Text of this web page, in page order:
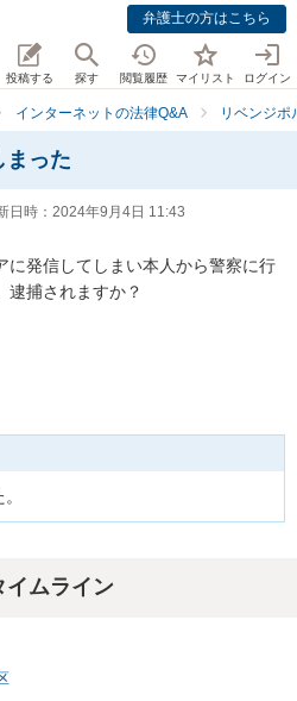
弁護士の方はこちら
投稿する 探す 閲覧履歴 マイリスト ログイン
インターネットの法律Q&A リベンジポ
まった
日時： 2024年9月4日 11:43
に発信してしまい本人から警察に行
逮捕されますか？
イムライン